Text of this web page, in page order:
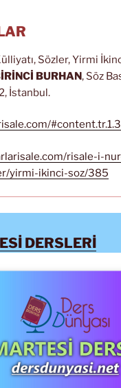
Sözler, Yirmi
BURHAN, Söz
İstanbul.
risale-i-
yirmi-ikinci-soz/385
DERSLERİ